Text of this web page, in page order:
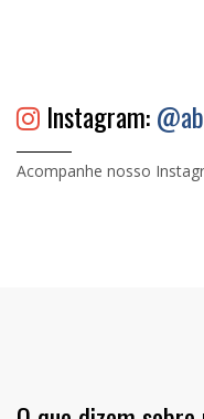
Instagram:
Acompanhe nosso